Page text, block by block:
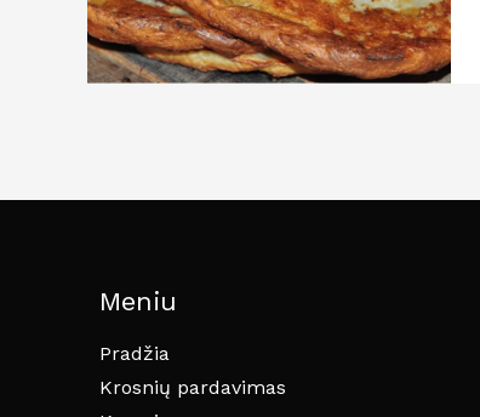
Meniu
Pradžia
Krosnių pardavimas